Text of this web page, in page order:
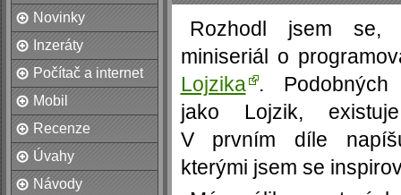
Novinky
Inzeráty
Počítač a internet
Mobil
Recenze
Úvahy
Návody
Rozhodl jsem se,
miniseriál o
Lojzika . Podobných
jako Lojzik,
V prvním díle
kterými jsem se